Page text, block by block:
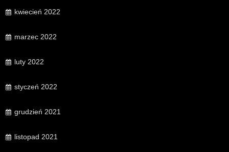
kwiecień 2022
marzec 2022
luty 2022
styczeń 2022
grudzień 2021
listopad 2021